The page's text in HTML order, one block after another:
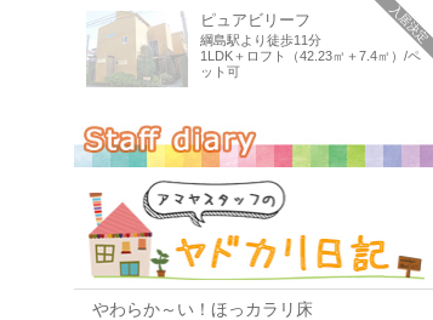
ピュアビリーフ
綱島駅より徒歩11分
1LDK＋ロフト（42.23㎡＋7.4㎡）/ペ
ット可
入居決定
やわらか～い！ほっカラリ床